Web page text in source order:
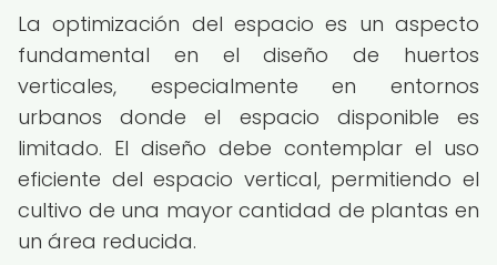
La optimización del espacio es un aspecto
fundamental en el diseño de huertos
verticales, especialmente en entornos
urbanos donde el espacio disponible es
limitado. El diseño debe contemplar el uso
eficiente del espacio vertical, permitiendo el
cultivo de una mayor cantidad de plantas en
un área reducida.